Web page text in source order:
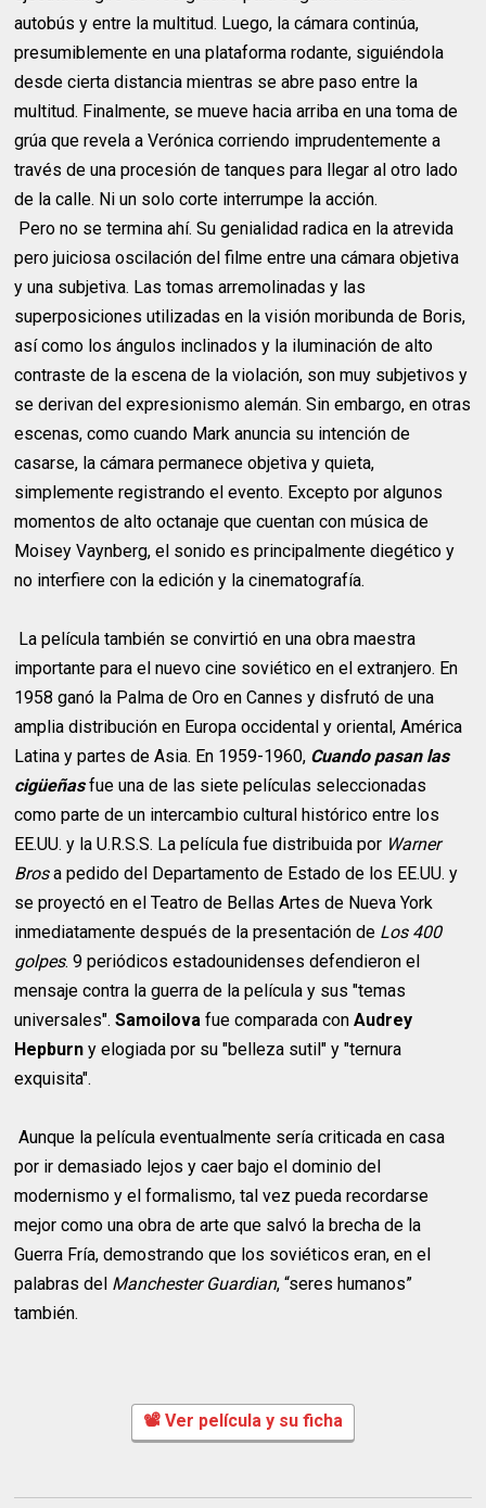
autobús y entre la multitud. Luego, la cámara continúa,
presumiblemente en una plataforma rodante, siguiéndola
desde cierta distancia mientras se abre paso entre la
multitud. Finalmente, se mueve hacia arriba en una toma de
grúa que revela a Verónica corriendo imprudentemente a
través de una procesión de tanques para llegar al otro lado
de la calle. Ni un solo corte interrumpe la acción.
Pero no se termina ahí. Su genialidad radica en la atrevida
pero juiciosa oscilación del filme entre una cámara objetiva
y una subjetiva. Las tomas arremolinadas y las
superposiciones utilizadas en la visión moribunda de Boris,
así como los ángulos inclinados y la iluminación de alto
contraste de la escena de la violación, son muy subjetivos y
se derivan del expresionismo alemán. Sin embargo, en otras
escenas, como cuando Mark anuncia su intención de
casarse, la cámara permanece objetiva y quieta,
simplemente registrando el evento. Excepto por algunos
momentos de alto octanaje que cuentan con música de
Moisey Vaynberg, el sonido es principalmente diegético y
no interfiere con la edición y la cinematografía.
La película también se convirtió en una obra maestra
importante para el nuevo cine soviético en el extranjero. En
1958 ganó la Palma de Oro en Cannes y disfrutó de una
amplia distribución en Europa occidental y oriental, América
Latina y partes de Asia. En 1959-1960, Cuando pasan las
cigüeñasfue una de las siete películas seleccionadas
como parte de un intercambio cultural histórico entre los
EE.UU. y la U.R.S.S. La película fue distribuida por Warner
Brosa pedido del Departamento de Estado de los EE.UU. y
se proyectó en el Teatro de Bellas Artes de Nueva York
inmediatamente después de la presentación de Los 400
golpes. 9 periódicos estadounidenses defendieron el
mensaje contra la guerra de la película y sus "temas
universales".Samoilova fue comparada conAudrey
Hepburn y elogiada por su "belleza sutil" y "ternura
exquisita".
Aunque la película eventualmente sería criticada en casa
por ir demasiado lejos y caer bajo el dominio del
modernismo y el formalismo, tal vez pueda recordarse
mejor como una obra de arte que salvó la brecha de la
Guerra Fría, demostrando que los soviéticos eran, en el
palabras del Manchester Guardian, “seres humanos”
también.
📽 Ver película y su ficha